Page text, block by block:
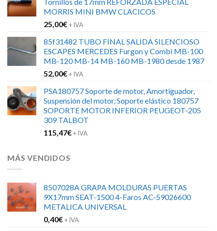
era:
152,00€.
es:
120,00€.
MORRIS MINI BMW CLACICOS
25,00€+ IVA
85f31482 TUBO FINAL SALIDA SILENCIOSO
ESCAPES MERCEDES Furgon y Combi MB-100
MB-120 MB-14 MB-160 MB-1980 desde 1987
52,00€+ IVA
PSA180757 Soporte de motor, Amortiguador,
Suspensión del motor, Soporte elástico 180757
SOPORTE MOTOR INFERIOR PEUGEOT-205
309 TALBOT
115,47€+ IVA
MÁS VENDIDOS
8507028A GRAPA MOLDURAS PUERTAS
9X17mm SEAT-1500 4-Faros AC-59026600
METALICA UNIVERSAL
0,40€+ IVA